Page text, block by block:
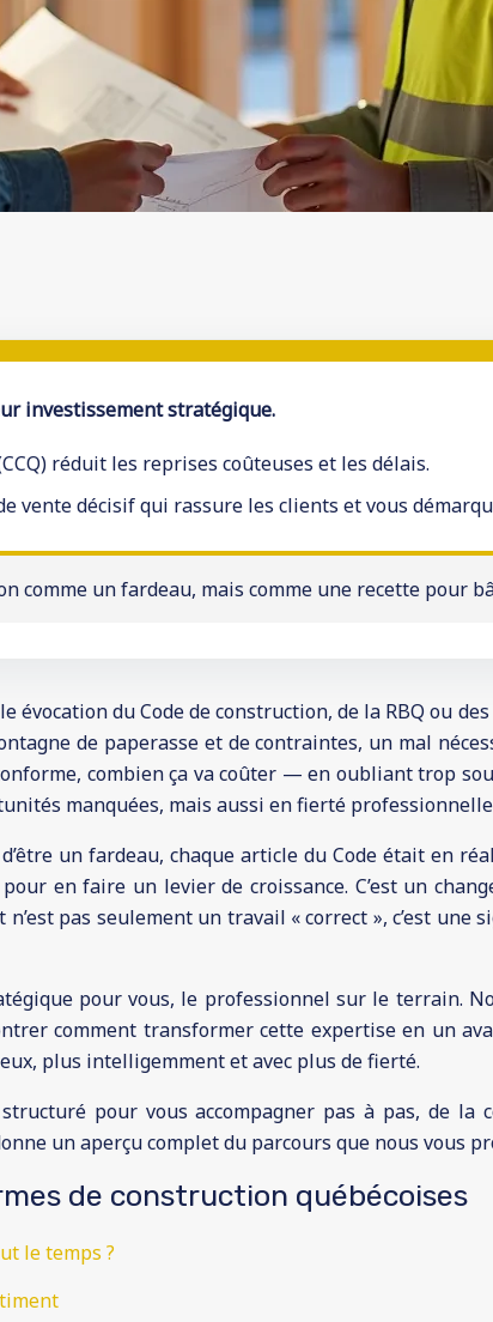
investissement stratégique.
réduit les reprises coûteuses et les délais.
vente décisif qui rassure les clients et vous
comme un fardeau, mais comme une recette pour
du Code de construction, de la RBQ ou
de paperasse et de contraintes, un mal
combien ça va coûter — en oubliant trop
manquées, mais aussi en fierté
un fardeau, chaque article du Code était en
en faire un levier de croissance. C’est un
pas seulement un travail « correct », c’est
pour vous, le professionnel sur le terrain.
comment transformer cette expertise en un
plus intelligemment et avec plus de fierté.
pour vous accompagner pas à pas, de la
un aperçu complet du parcours que nous vous
de construction québécoises
le temps ?